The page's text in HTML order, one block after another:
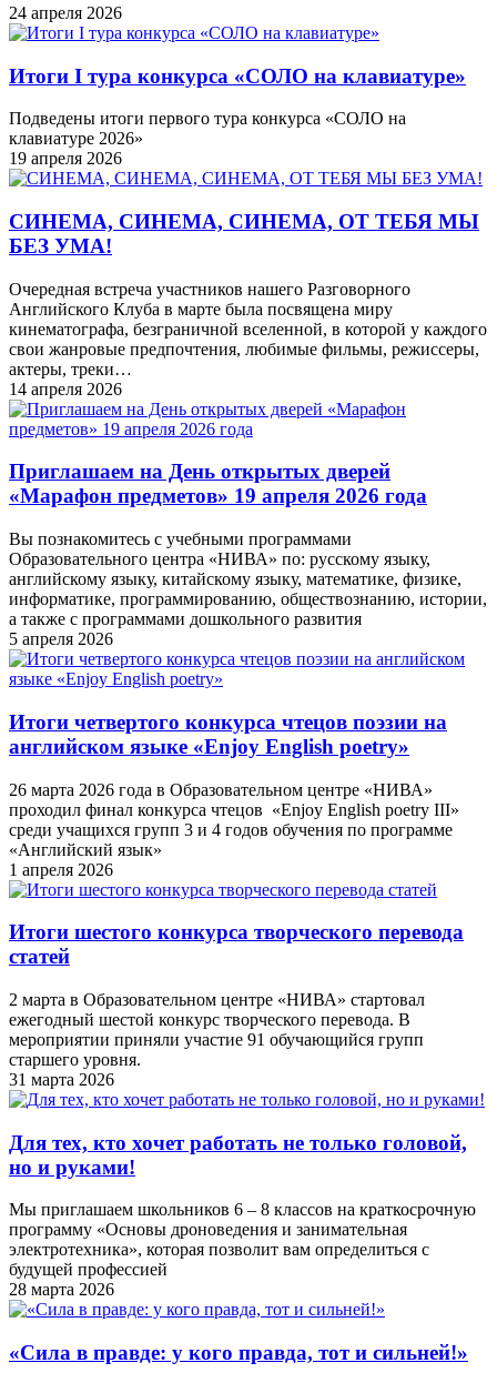
24 апреля 2026
Итоги I тура конкурса «СОЛО на клавиатуре»
Подведены итоги первого тура конкурса «СОЛО на
клавиатуре 2026»
19 апреля 2026
СИНЕМА, СИНЕМА, СИНЕМА, ОТ ТЕБЯ МЫ
БЕЗ УМА!
Очередная встреча участников нашего Разговорного
Английского Клуба в марте была посвящена миру
кинематографа, безграничной вселенной, в которой у каждого
свои жанровые предпочтения, любимые фильмы, режиссеры,
актеры, треки…
14 апреля 2026
Приглашаем на День открытых дверей
«Марафон предметов» 19 апреля 2026 года
Вы познакомитесь с учебными программами
Образовательного центра «НИВА» по: русскому языку,
английскому языку, китайскому языку, математике, физике,
информатике, программированию, обществознанию, истории,
а также с программами дошкольного развития
5 апреля 2026
Итоги четвертого конкурса чтецов поэзии на
английском языке «Enjoy English poetry»
26 марта 2026 года в Образовательном центре «НИВА»
проходил финал конкурса чтецов «Enjoy English poetry III»
среди учащихся групп 3 и 4 годов обучения по программе
«Английский язык»
1 апреля 2026
Итоги шестого конкурса творческого перевода
статей
2 марта в Образовательном центре «НИВА» стартовал
ежегодный шестой конкурс творческого перевода. В
мероприятии приняли участие 91 обучающийся групп
старшего уровня.
31 марта 2026
Для тех, кто хочет работать не только головой,
но и руками!
Мы приглашаем школьников 6 – 8 классов на краткосрочную
программу «Основы дроноведения и занимательная
электротехника», которая позволит вам определиться с
будущей профессией
28 марта 2026
«Cила в правде: у кого правда, тот и сильней!»